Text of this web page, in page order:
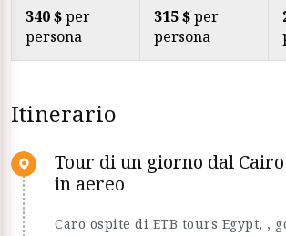
340 $per
persona
315 $per
persona
Itinerario
Tour di un giorno dal
in aereo
Caro ospite di ETB tours Egypt, ,